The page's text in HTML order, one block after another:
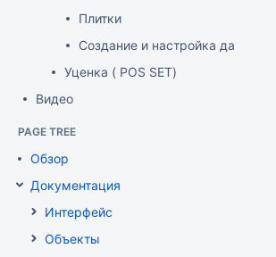
Плитки
Создание и настройка дашборда
Уценка ( POS SET)
Видео
PAGE TREE
Обзор
Документация
Интерфейс
Объекты